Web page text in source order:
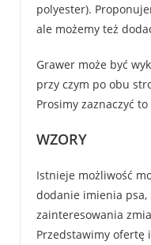
polyester).
ale możemy też
Grawer może być
przy czym po obu
Prosimy zaznaczyć
WZORY
Istnieje możliwość
dodanie imienia
zainteresowania
Przedstawimy ofertę